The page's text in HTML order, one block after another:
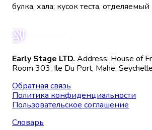
булка, хала; кусок теста,
Early Stage LTD. Address: House of
Room 303, Ile Du Port, Mahe,
Обратная связь
Политика конфиденциальности
Пользовательское соглашение
Словарь